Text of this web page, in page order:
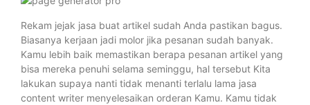
Rekam jejak jasa buat artikel sudah Anda pastikan bagus.
Biasanya kerjaan jadi molor jika pesanan sudah banyak.
Kamu lebih baik memastikan berapa pesanan artikel yang
bisa mereka penuhi selama seminggu, hal tersebut Kita
lakukan supaya nanti tidak menanti terlalu lama jasa
content writer menyelesaikan orderan Kamu. Kamu tidak